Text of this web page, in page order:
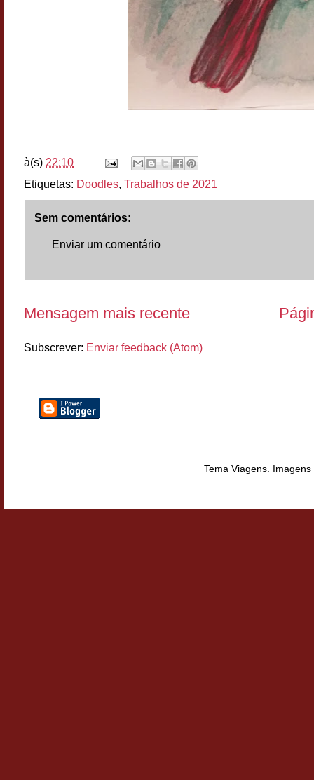
à(s) 22:10
Etiquetas: Doodles,Trabalhos de 2021
Sem comentários:
Enviar um comentário
Mensagem mais recente
Subscrever: Enviar feedback (Atom)
Tema Viagens.